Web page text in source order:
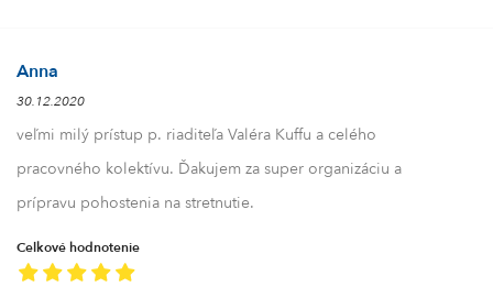
Anna
30.12.2020
veľmi milý prístup p. riaditeľa Valéra Kuffu a celého
pracovného kolektívu. Ďakujem za super organizáciu a
prípravu pohostenia na stretnutie.
Celkové hodnotenie